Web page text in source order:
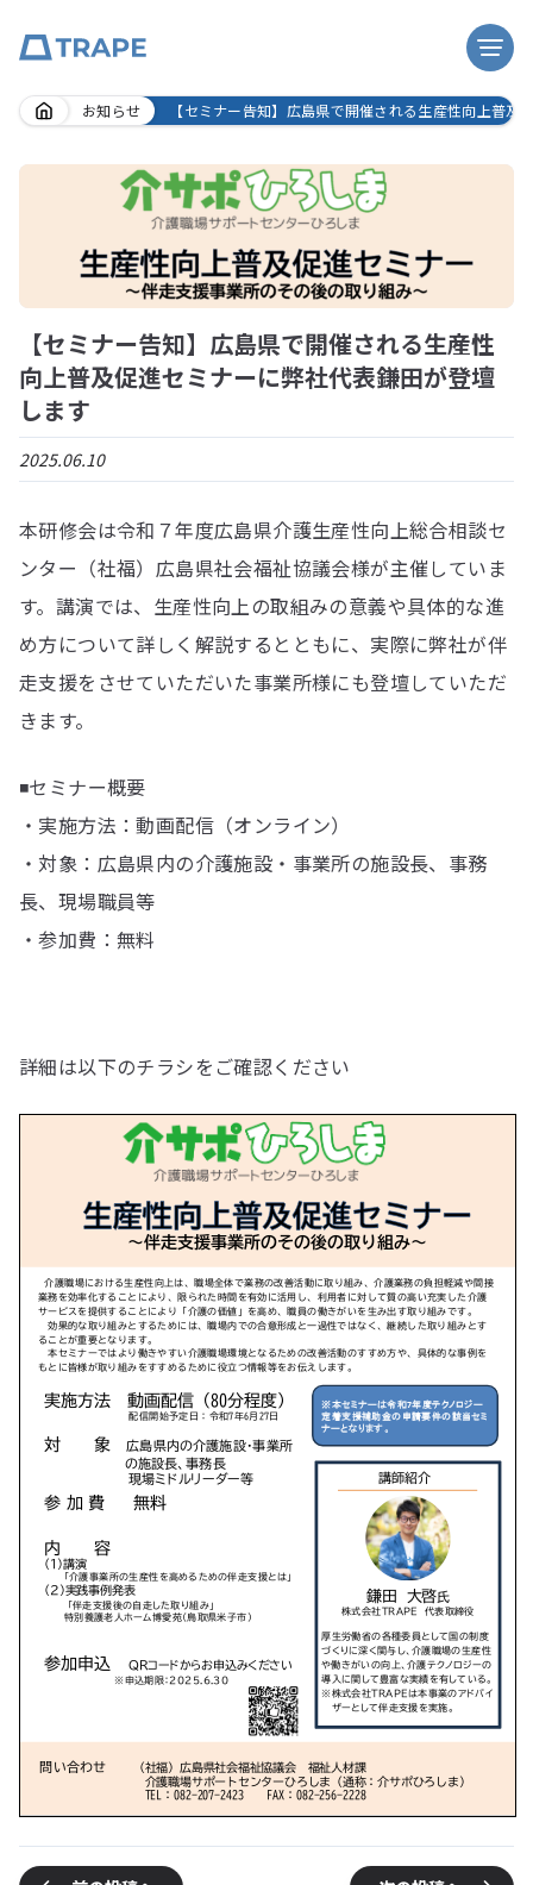
Skip
content
お知らせ 【セミナー告知】広島県で開催される生産性向上普
【セミナー告知】広島県で開催される生産性
向上普及促進セミナーに弊社代表鎌田が登壇
します
2025.06.10
本研修会は令和７年度広島県介護生産性向上総合相談セ
ンター（社福）広島県社会福祉協議会様が主催していま
す。講演では、生産性向上の取組みの意義や具体的な進
め方について詳しく解説するとともに、実際に弊社が伴
走支援をさせていただいた事業所様にも登壇していただ
きます。
◾️セミナー概要
・実施方法：動画配信（オンライン）
・対象：広島県内の介護施設・事業所の施設長、事務
長、現場職員等
・参加費：無料
詳細は以下のチラシをご確認ください